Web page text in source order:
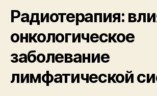
Радиотерапия:
онкологическое
заболевание
лимфатической